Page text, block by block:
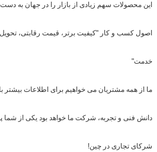
این محصولات سهم زیادی از بازار را در جهان به دست
اصول کسب و کار "کیفیت برتر، قیمت رقابتی،
خدمت"
ما از همه مشتریان می خواهیم برای اطلاعات بیشتر
دانش فنی و تجربه، شرکت ما خواهد بود یکی از شما
شرکای تجاری در چین!